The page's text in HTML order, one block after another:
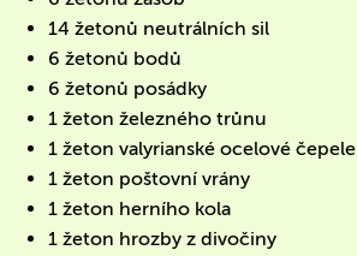
14 žetonů neutrálních sil
6 žetonů bodů
6 žetonů posádky
1 žeton železného trůnu
1 žeton valyrianské ocelové čepele
1 žeton poštovní vrány
1 žeton herního kola
1 žeton hrozby z divočiny